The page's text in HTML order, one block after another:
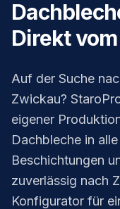
Direkt
Auf der Suche
Zwickau?
eigener
Dachbleche in
Beschichtungen
zuverlässig nach
Konfigurator für